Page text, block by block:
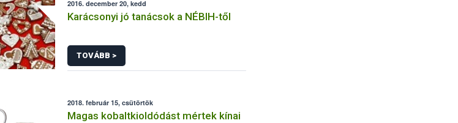
2016. december 20, kedd
Karácsonyi jó tanácsok a NÉBIH-től
TOVÁBB >
2018. február 15, csütörtök
Magas kobaltkioldódást mértek kínai